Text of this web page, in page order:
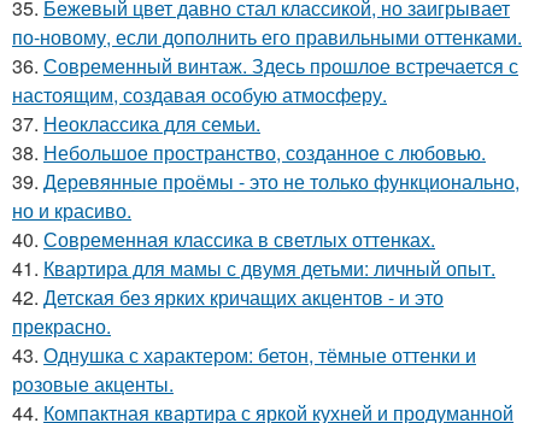
35. Бежевый цвет давно стал классикой, но заигрывает
по-новому, если дополнить его правильными оттенками.
36. Современный винтаж. Здесь прошлое встречается с
настоящим, создавая особую атмосферу.
37. Неоклассика для семьи.
38. Небольшое пространство, созданное с любовью.
39. Деревянные проёмы - это не только функционально,
но и красиво.
40. Современная классика в светлых оттенках.
41. Квартира для мамы с двумя детьми: личный опыт.
42. Детская без ярких кричащих акцентов - и это
прекрасно.
43. Однушка с характером: бетон, тёмные оттенки и
розовые акценты.
44. Компактная квартира с яркой кухней и продуманной